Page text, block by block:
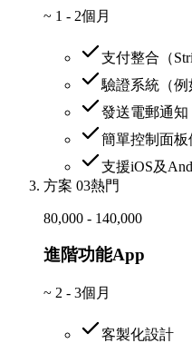
~ 1 - 2個月
支付整合（
驗證系統（例
發送電郵通知
簡單控制面
支援iOS及
方案 03熱門
80,000 - 140,000
進階功能App
~ 2 - 3個月
客製化設計